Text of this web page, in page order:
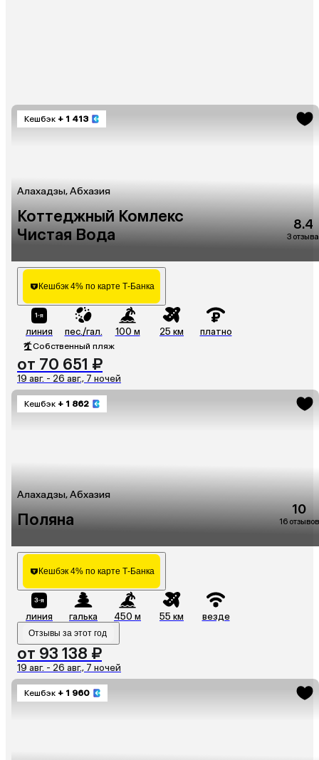
Кешбэк + 1 413
Алахадзы, Абхазия
Коттеджный Комлекс
Чистая Вода
8.4
3 отзыва
Кешбэк 4% по карте Т-Банка
линия пес./гал. 100 м 25 км платно
Собственный пляж
от 70 651 ₽
19 авг. - 26 авг., 7 ночей
Кешбэк + 1 862
Алахадзы, Абхазия
Поляна
10
16 отзывов
Кешбэк 4% по карте Т-Банка
линия галька 450 м 55 км везде
Отзывы за этот год
от 93 138 ₽
19 авг. - 26 авг., 7 ночей
Кешбэк + 1 960